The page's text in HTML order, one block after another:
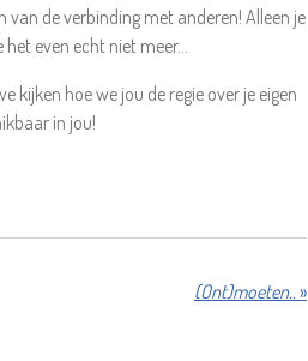
van de verbinding met anderen! Alleen je
even echt niet meer...
kijken hoe we jou de regie over je eigen
in jou!
(Ont)moeten..»